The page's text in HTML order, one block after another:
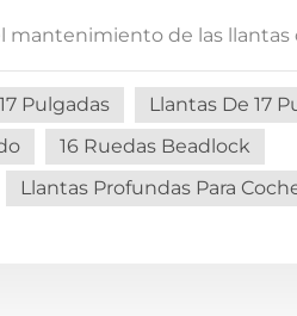
mantenimiento de las
Pulgadas
Llantas De 17
16 Ruedas Beadlock
Llantas Profundas Para